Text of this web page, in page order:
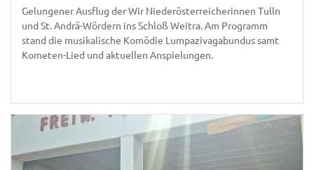
Gelungener Ausflug der Wir Niederösterreicherinnen Tulln
und St. Andrä-Wördern ins Schloß Weitra. Am Programm
stand die musikalische Komödie Lumpazivagabundus samt
Kometen-Lied und aktuellen Anspielungen.